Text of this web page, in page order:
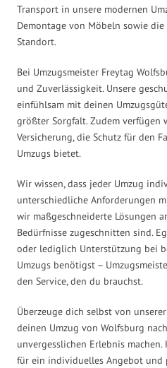
Transport in unsere modernen
Demontage von Möbeln sowie
Standort.
Bei Umzugsmeister Freytag
und Zuverlässigkeit. Unsere
einfühlsam mit deinen
größter Sorgfalt. Zudem verfügen
Versicherung, die Schutz für den
Umzugs bietet.
Wir wissen, dass jeder Umzug
unterschiedliche Anforderungen
wir maßgeschneiderte Lösungen
Bedürfnisse zugeschnitten sind.
oder lediglich Unterstützung bei
Umzugs benötigst –
den Service, den du brauchst.
Überzeuge dich selbst von
deinen Umzug von Wolfsburg
unvergesslichen Erlebnis
für ein individuelles Angebot und